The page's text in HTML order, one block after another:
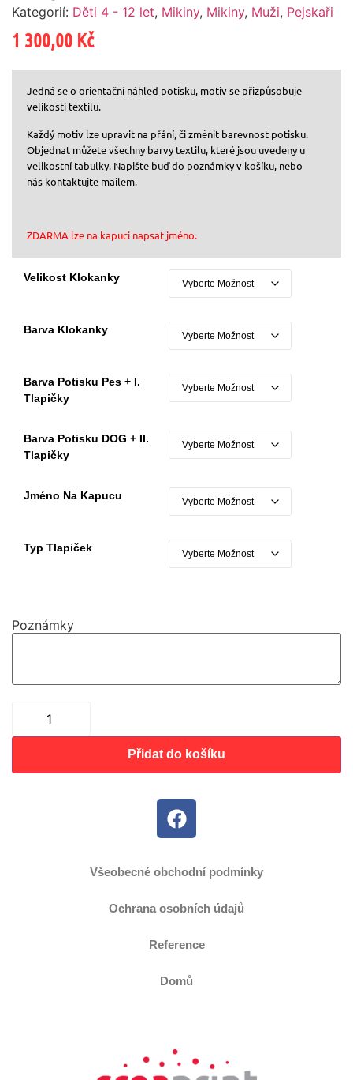
Kategorií: Děti 4 - 12 let, Mikiny, Mikiny, Muži, Pejskaři
1 300,00 Kč
Jedná se o orientační náhled potisku, motiv se přizpůsobuje
velikosti textilu.
Každý motiv lze upravit na přání, či změnit barevnost potisku.
Objednat můžete všechny barvy textilu, které jsou uvedeny u
velikostní tabulky. Napište buď do poznámky v košíku, nebo
nás kontaktujte mailem.
ZDARMA lze na kapuci napsat jméno.
Velikost Klokanky
Barva Klokanky
Barva Potisku Pes + I.
Tlapičky
Barva Potisku DOG + II.
Tlapičky
Jméno Na Kapucu
Typ Tlapiček
Poznámky
Přidat do košíku
Všeobecné obchodní podmínky
Ochrana osobních údajů
Reference
Domů